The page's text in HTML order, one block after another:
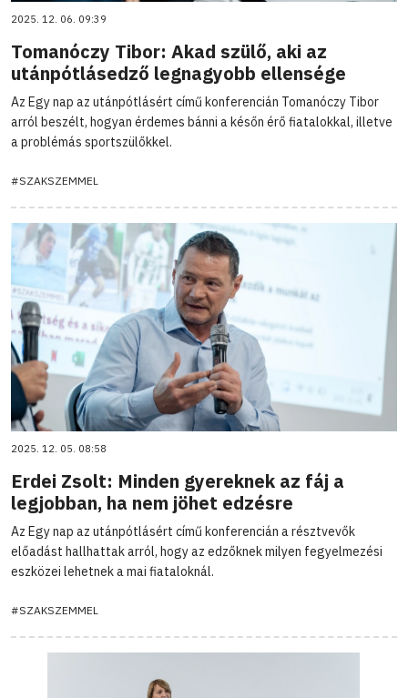
2025. 12. 06. 09:39
Tomanóczy Tibor: Akad szülő, aki az
utánpótlásedző legnagyobb ellensége
Az Egy nap az utánpótlásért című konferencián Tomanóczy Tibor
arról beszélt, hogyan érdemes bánni a későn érő fiatalokkal, illetve
a problémás sportszülőkkel.
#SZAKSZEMMEL
2025. 12. 05. 08:58
Erdei Zsolt: Minden gyereknek az fáj a
legjobban, ha nem jöhet edzésre
Az Egy nap az utánpótlásért című konferencián a résztvevők
előadást hallhattak arról, hogy az edzőknek milyen fegyelmezési
eszközei lehetnek a mai fiataloknál.
#SZAKSZEMMEL